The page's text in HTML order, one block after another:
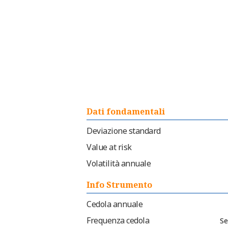
Dati fondamentali
Deviazione standard
Value at risk
Volatilità annuale
Info Strumento
Cedola annuale
Frequenza cedola